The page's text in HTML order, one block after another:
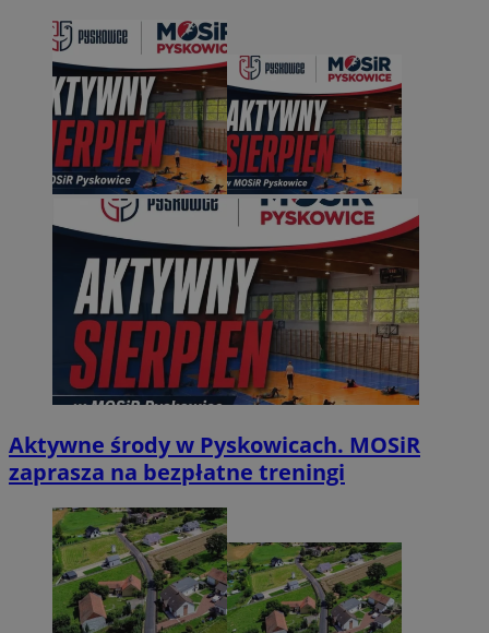
Aktywne środy w Pyskowicach. MOSiR
zaprasza na bezpłatne treningi